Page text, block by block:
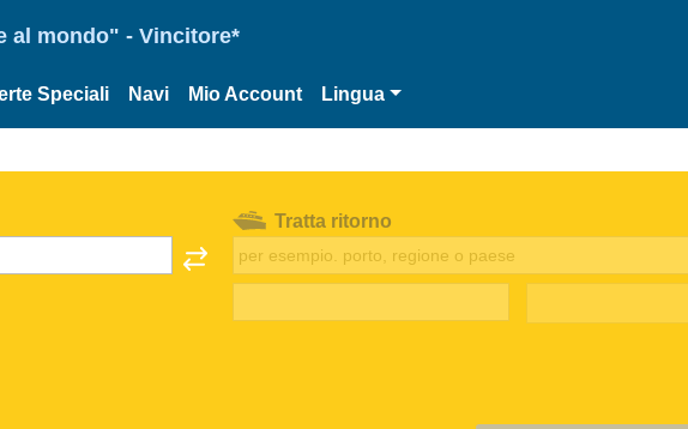
al mondo" - Vincitore*
Speciali Navi Mio Account Lingua
Tratta ritorno